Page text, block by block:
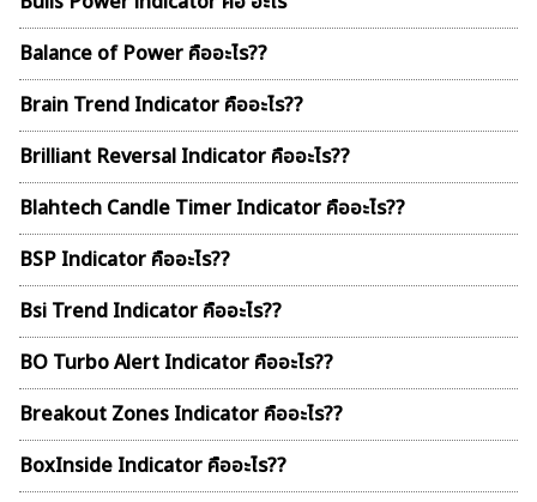
Balance of Power คืออะไร??
Brain Trend Indicator คืออะไร??
Brilliant Reversal Indicator คืออะไร??
Blahtech Candle Timer Indicator คืออะไร??
BSP Indicator คืออะไร??
Bsi Trend Indicator คืออะไร??
BO Turbo Alert Indicator คืออะไร??
Breakout Zones Indicator คืออะไร??
BoxInside Indicator คืออะไร??